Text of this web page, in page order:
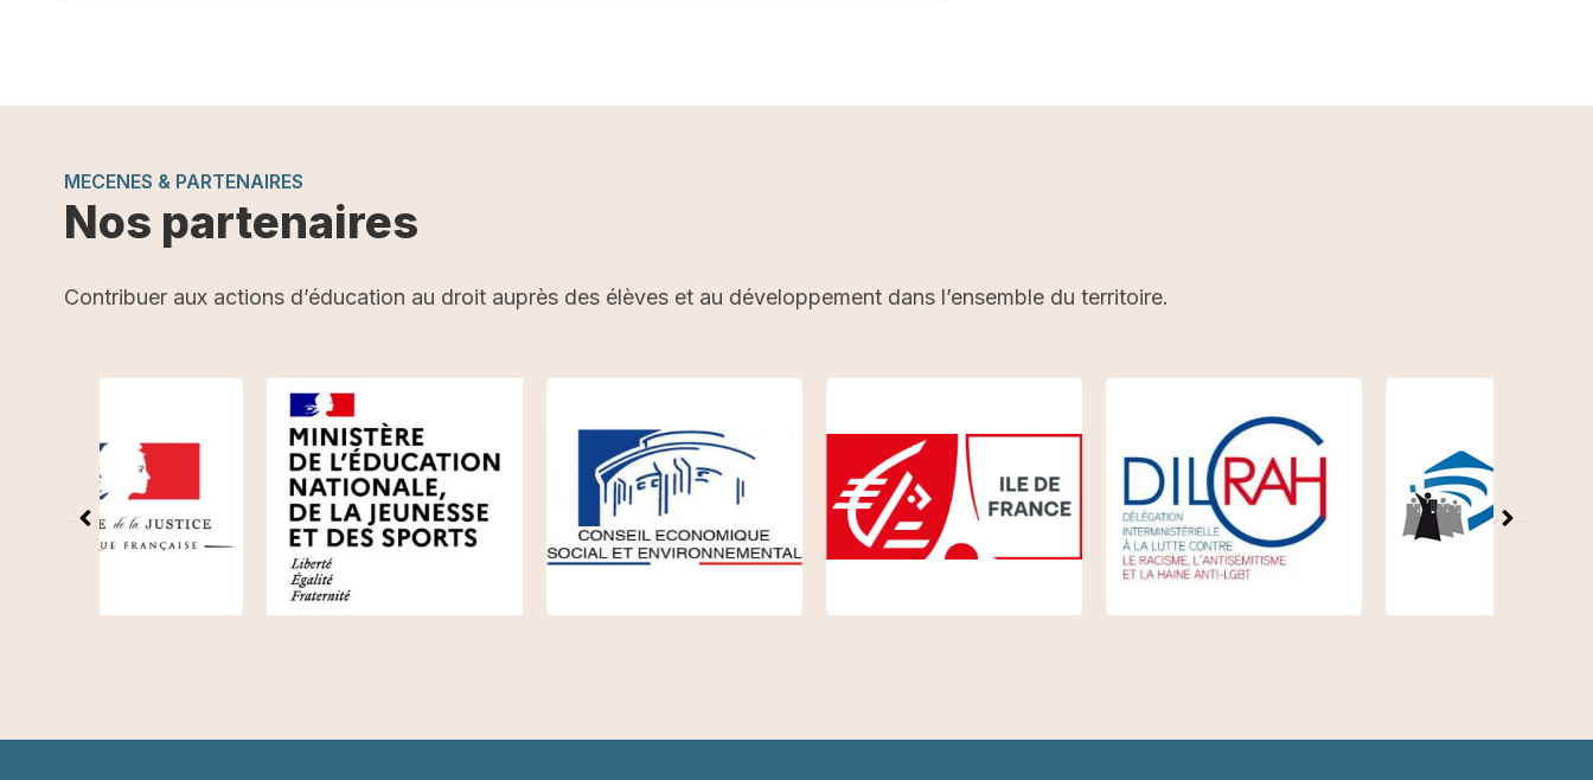
MECENES & PARTENAIRES
Nos partenaires
Contribuer aux actions d’éducation au droit auprès des élèves et au développement dans l’ensemble du territoire.